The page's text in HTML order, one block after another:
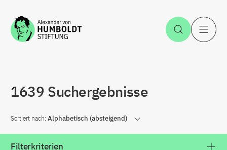
Zum Inhalt springen Suche
1639 Suchergebnisse
Sortiert nach: Alphabetisch (absteigend)
Filterkriterien